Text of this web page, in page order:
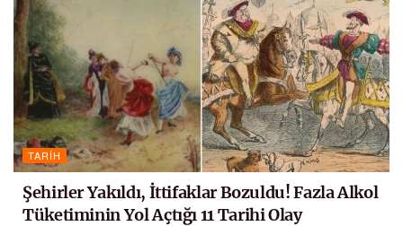
TARIH
Şehirler Yakıldı, İttifaklar Bozuldu! Fazla Alkol
Tüketiminin Yol Açtığı 11 Tarihi Olay